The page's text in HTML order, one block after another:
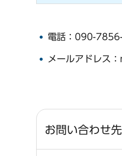
電話：090-
メールアドレス
お問い合わせ先